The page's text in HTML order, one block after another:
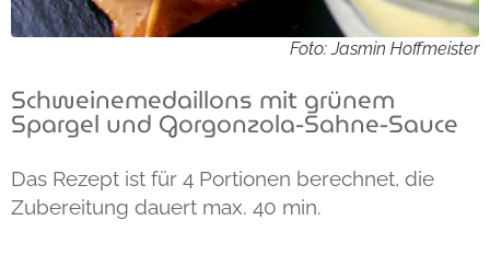
Foto: Jasmin Hoffmeister
Schweinemedaillons mit grünem
Spargel und Gorgonzola-Sahne-Sauce
Das Rezept ist für 4 Portionen berechnet, die
Zubereitung dauert max. 40 min.